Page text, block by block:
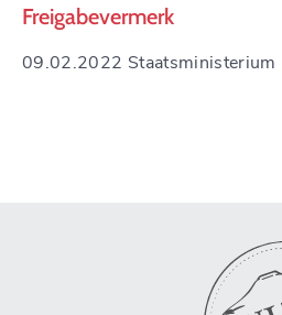
Freigabevermerk
09.02.2022 Staatsministerium